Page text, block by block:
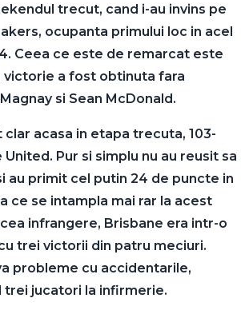
trecut, cand i-au invins pe
ocupanta primului loc in acel
Ceea ce este de remarcat este
a fost obtinuta fara
si Sean McDonald.
acasa in etapa trecuta, 103-
Pur si simplu nu au reusit sa
au primit cel putin 24 de puncte in
ce se intampla mai rar la acest
infrangere, Brisbane era intr-o
trei victorii din patru meciuri.
probleme cu accidentarile,
trei jucatori la infirmerie.